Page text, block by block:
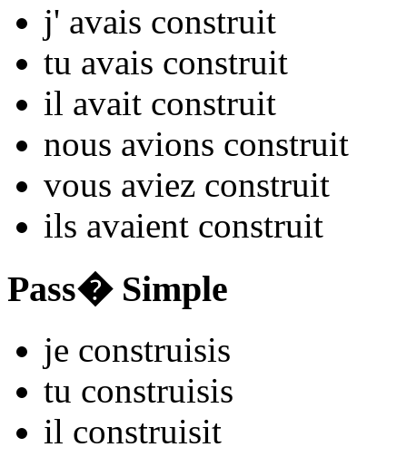
j' avais construit
tu avais construit
il avait construit
nous avions construit
vous aviez construit
ils avaient construit
Pass� Simple
je construisis
tu construisis
il construisit